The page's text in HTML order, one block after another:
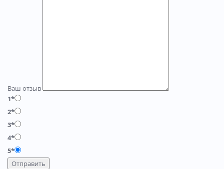
Ваш отзыв
1*
2*
3*
4*
5*
Отправить